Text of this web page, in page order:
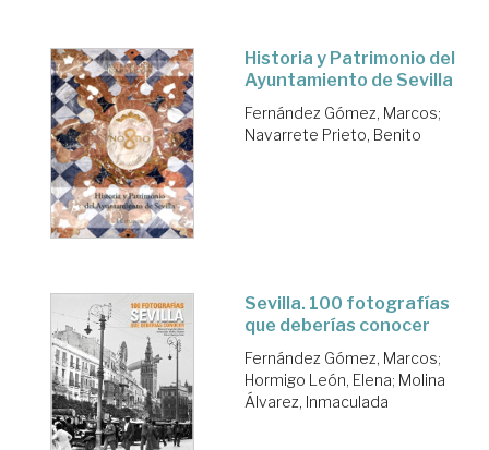
Historia y Patrimonio del
Ayuntamiento de Sevilla
Fernández Gómez, Marcos;
Navarrete Prieto, Benito
Sevilla. 100 fotografías
que deberías conocer
Fernández Gómez, Marcos;
Hormigo León, Elena; Molina
Álvarez, Inmaculada